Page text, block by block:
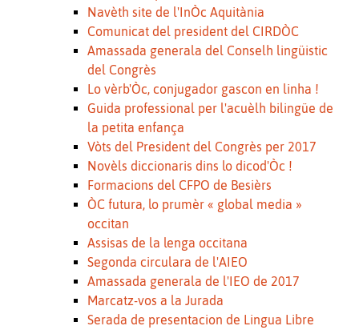
Navèth site de l'InÒc Aquitània
Comunicat del president del CIRDÒC
Amassada generala del Conselh lingüistic
del Congrès
Lo vèrb'Òc, conjugador gascon en linha !
Guida professional per l'acuèlh bilingüe de
la petita enfança
Vòts del President del Congrès per 2017
Novèls diccionaris dins lo dicod'Òc !
Formacions del CFPO de Besièrs
ÒC futura, lo prumèr « global media »
occitan
Assisas de la lenga occitana
Segonda circulara de l'AIEO
Amassada generala de l'IEO de 2017
Marcatz-vos a la Jurada
Serada de presentacion de Lingua Libre